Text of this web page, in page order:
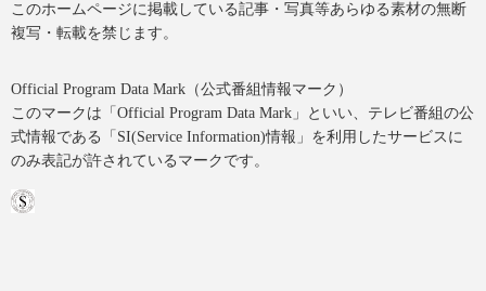
このホームページに掲載している記事・写真等あらゆる素材の無断
複写・転載を禁じます。
Official Program Data Mark（公式番組情報マーク）
このマークは「Official Program Data Mark」といい、テレビ番組の公
式情報である「SI(Service Information)情報」を利用したサービスに
のみ表記が許されているマークです。